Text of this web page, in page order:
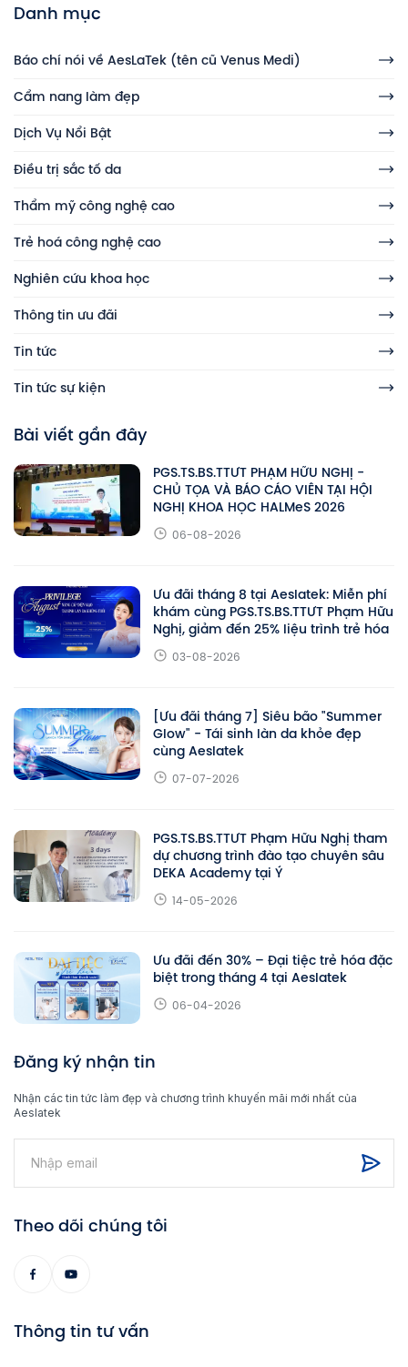
Danh mục
Báo chí nói về AesLaTek (tên cũ Venus Medi)
Cẩm nang làm đẹp
Dịch Vụ Nổi Bật
Điều trị sắc tố da
Thẩm mỹ công nghệ cao
Trẻ hoá công nghệ cao
Nghiên cứu khoa học
Thông tin ưu đãi
Tin tức
Tin tức sự kiện
Bài viết gần đây
PGS.TS.BS.TTƯT PHẠM HỮU NGHỊ -
CHỦ TỌA VÀ BÁO CÁO VIÊN TẠI HỘI
NGHỊ KHOA HỌC HALMeS 2026
06-08-2026
Ưu đãi tháng 8 tại Aeslatek: Miễn phí
khám cùng PGS.TS.BS.TTƯT Phạm Hữu
Nghị, giảm đến 25% liệu trình trẻ hóa
03-08-2026
[Ưu đãi tháng 7] Siêu bão "Summer
Glow" - Tái sinh làn da khỏe đẹp
cùng Aeslatek
07-07-2026
PGS.TS.BS.TTƯT Phạm Hữu Nghị tham
dự chương trình đào tạo chuyên sâu
DEKA Academy tại Ý
14-05-2026
Ưu đãi đến 30% – Đại tiệc trẻ hóa đặc
biệt trong tháng 4 tại Aeslatek
06-04-2026
Đăng ký nhận tin
Nhận các tin tức làm đẹp và chương trình khuyến mãi mới nhất của
Aeslatek
Theo dõi chúng tôi
Thông tin tư vấn